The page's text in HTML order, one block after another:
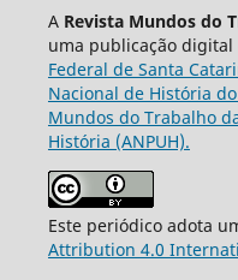
A Revista Mundos do
uma publicação
Federal de Santa
Nacional de História
Mundos do Trabalho
História (ANPUH).
Este periódico adota
Attribution 4.0